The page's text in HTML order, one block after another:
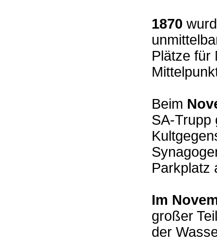
1870
Plätze für
Beim
SA-Trupp
Parkplatz
Im
großer
der